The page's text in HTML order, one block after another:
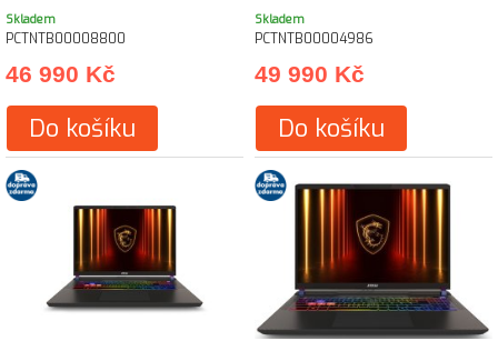
Skladem
PCTNTB00008800
46 990 Kč
Do košíku
Skladem
PCTNTB00004986
49 990 Kč
Do košíku